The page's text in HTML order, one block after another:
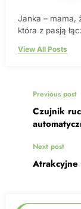
Janka – mama,
która z pasją
View All Posts
Previous post
Czujnik
Next post
Atrakcyjne